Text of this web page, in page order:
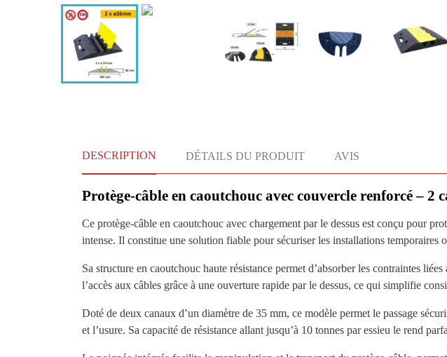
DESCRIPTION DÉTAILS DU PRODUIT AVIS
Protège-câble en caoutchouc avec couvercle renforcé – 2
Ce protège-câble en caoutchouc avec chargement par le dessus est conçu pour
intense. Il constitue une solution fiable pour sécuriser les installations temporaires
Sa structure en caoutchouc haute résistance permet d’absorber les contraintes
l’accès aux câbles grâce à une ouverture rapide par le dessus, ce qui simplifie
Doté de deux canaux d’un diamètre de 35 mm, ce modèle permet le passage
et l’usure. Sa capacité de résistance allant jusqu’à 10 tonnes par essieu le rend